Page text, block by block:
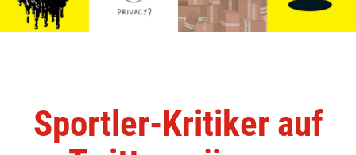
Sportler-Kritiker auf